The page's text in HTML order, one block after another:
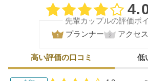
口
先輩カップルの評価ポ
プランナー
アクセス
高い評価の口コミ 低